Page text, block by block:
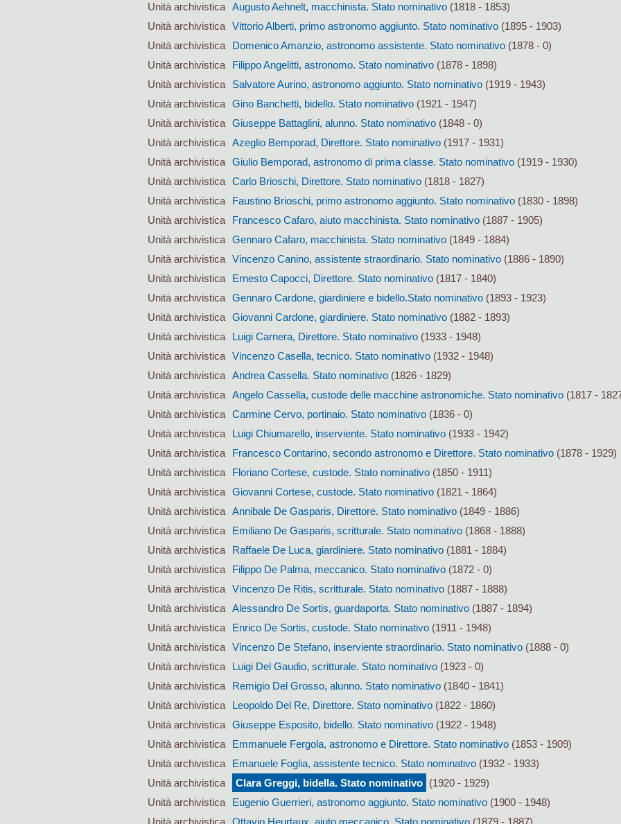
Unità archivistica Augusto Aehnelt, macchinista. Stato nominativo(1818 - 1853)
Unità archivistica Vittorio Alberti, primo astronomo aggiunto. Stato nominativo(1895 - 1903)
Unità archivistica
Domenico Amanzio, astronomo assistente. Stato nominativo(1878 - 0)
Unità archivistica
Filippo Angelitti, astronomo. Stato nominativo(1878 - 1898)
Unità archivistica
Salvatore Aurino, astronomo aggiunto. Stato nominativo(1919 - 1943)
Unità archivistica Gino Banchetti, bidello. Stato nominativo(1921 - 1947)
Unità archivistica Giuseppe Battaglini, alunno. Stato nominativo(1848 - 0)
Unità archivistica Azeglio Bemporad, Direttore. Stato nominativo(1917 - 1931)
Unità archivistica Giulio Bemporad, astronomo di prima classe. Stato nominativo(1919 - 1930)
Unità archivistica Carlo Brioschi, Direttore. Stato nominativo(1818 - 1827)
Unità archivistica
Faustino Brioschi, primo astronomo aggiunto. Stato nominativo(1830 - 1898)
Unità archivistica
Francesco Cafaro, aiuto macchinista. Stato nominativo(1887 - 1905)
Unità archivistica Gennaro Cafaro, macchinista. Stato nominativo(1849 - 1884)
Unità archivistica Vincenzo Canino, assistente straordinario. Stato nominativo(1886 - 1890)
Unità archivistica
Ernesto Capocci, Direttore. Stato nominativo(1817 - 1840)
Unità archivistica Gennaro Cardone, giardiniere e bidello.Stato nominativo(1893 - 1923)
Unità archivistica Giovanni Cardone, giardiniere. Stato nominativo(1882 - 1893)
Unità archivistica
Luigi Carnera, Direttore. Stato nominativo(1933 - 1948)
Unità archivistica Vincenzo Casella, tecnico. Stato nominativo(1932 - 1948)
Unità archivistica Andrea Cassella. Stato nominativo(1826 - 1829)
Unità archivistica Angelo Cassella, custode delle macchine astronomiche. Stato nominativo(1817 -
Unità archivistica Carmine Cervo, portinaio. Stato nominativo(1836 - 0)
Unità archivistica
Luigi Chiumarello, inserviente. Stato nominativo(1933 - 1942)
Unità archivistica
Francesco Contarino, secondo astronomo e Direttore. Stato nominativo(1878 - 1929)
Unità archivistica
Floriano Cortese, custode. Stato nominativo(1850 - 1911)
Unità archivistica Giovanni Cortese, custode. Stato nominativo(1821 - 1864)
Unità archivistica Annibale De Gasparis, Direttore. Stato nominativo(1849 - 1886)
Unità archivistica
Emiliano De Gasparis, scritturale. Stato nominativo(1868 - 1888)
Unità archivistica
Raffaele De Luca, giardiniere. Stato nominativo(1881 - 1884)
Unità archivistica
Filippo De Palma, meccanico. Stato nominativo(1872 - 0)
Unità archivistica Vincenzo De Ritis, scritturale. Stato nominativo(1887 - 1888)
Unità archivistica Alessandro De Sortis, guardaporta. Stato nominativo(1887 - 1894)
Unità archivistica
Enrico De Sortis, custode. Stato nominativo(1911 - 1948)
Unità archivistica Vincenzo De Stefano, inserviente straordinario. Stato nominativo(1888 - 0)
Unità archivistica
Luigi Del Gaudio, scritturale. Stato nominativo(1923 - 0)
Unità archivistica
Remigio Del Grosso, alunno. Stato nominativo(1840 - 1841)
Unità archivistica
Leopoldo Del Re, Direttore. Stato nominativo(1822 - 1860)
Unità archivistica Giuseppe Esposito, bidello. Stato nominativo(1922 - 1948)
Unità archivistica
Emmanuele Fergola, astronomo e Direttore. Stato nominativo(1853 - 1909)
Unità archivistica
Emanuele Foglia, assistente tecnico. Stato nominativo(1932 - 1933)
Unità archivistica
Clara Greggi, bidella. Stato nominativo (1920 - 1929)
Unità archivistica
Eugenio Guerrieri, astronomo aggiunto. Stato nominativo(1900 - 1948)
Unità archivistica Ottavio Heurtaux, aiuto meccanico. Stato nominativo(1879 - 1887)